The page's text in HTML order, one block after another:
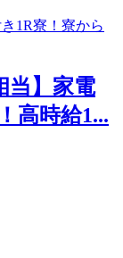
当】家電
高時給1...